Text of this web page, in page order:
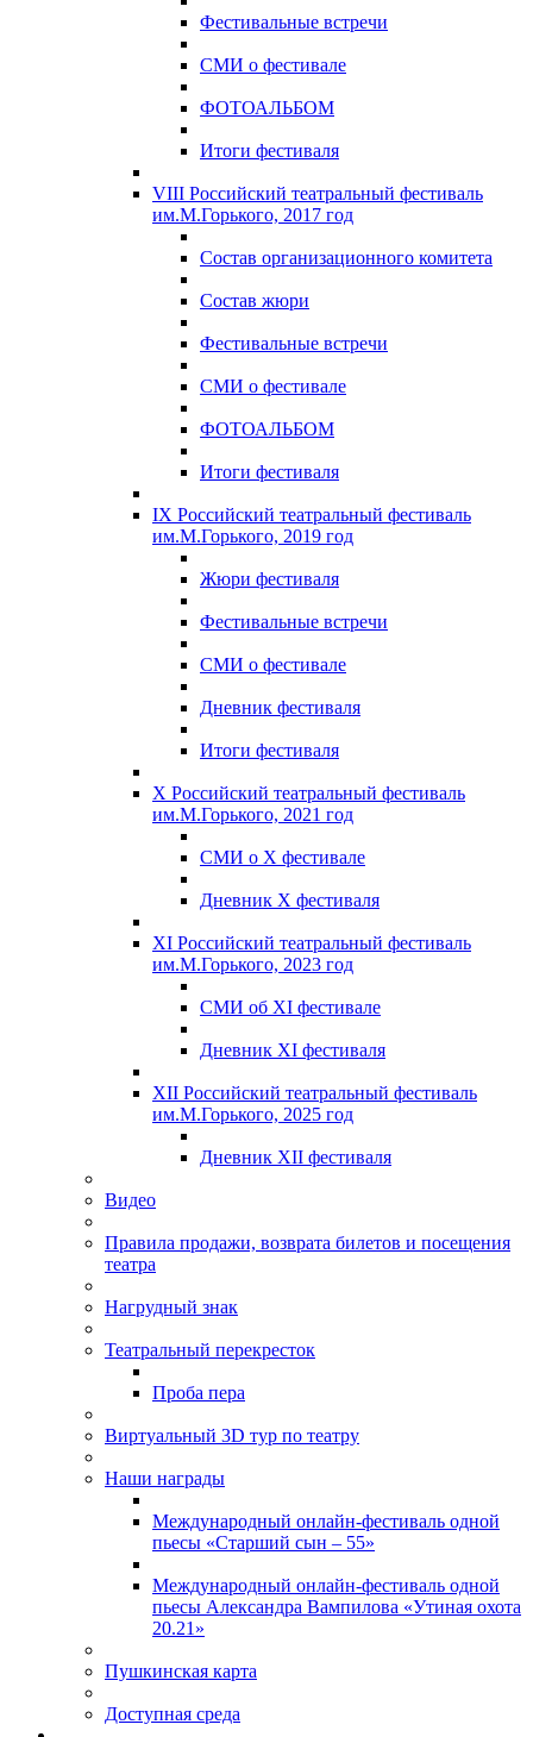
Фестивальные встречи
СМИ о фестивале
ФОТОАЛЬБОМ
Итоги фестиваля
VIII Российский театральный фестиваль
им.М.Горького, 2017 год
Состав организационного комитета
Состав жюри
Фестивальные встречи
СМИ о фестивале
ФОТОАЛЬБОМ
Итоги фестиваля
IX Российский театральный фестиваль
им.М.Горького, 2019 год
Жюри фестиваля
Фестивальные встречи
СМИ о фестивале
Дневник фестиваля
Итоги фестиваля
X Российский театральный фестиваль
им.М.Горького, 2021 год
СМИ о X фестивале
Дневник X фестиваля
XI Российский театральный фестиваль
им.М.Горького, 2023 год
СМИ об XI фестивале
Дневник XI фестиваля
XII Российский театральный фестиваль
им.М.Горького, 2025 год
Дневник XII фестиваля
Видео
Правила продажи, возврата билетов и посещения
театра
Нагрудный знак
Театральный перекресток
Проба пера
Виртуальный 3D тур по театру
Наши награды
Международный онлайн-фестиваль одной
пьесы «Старший сын – 55»
Международный онлайн-фестиваль одной
пьесы Александра Вампилова «Утиная охота
20.21»
Пушкинская карта
Доступная среда